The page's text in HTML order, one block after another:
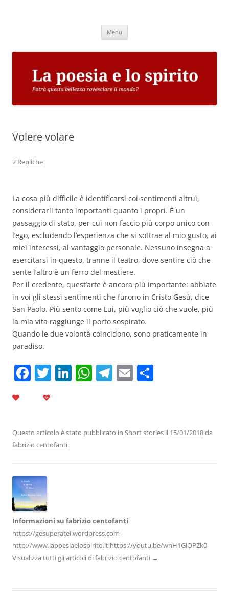
Menu
Volere volare
2 Repliche
La cosa più difficile è identificarsi coi sentimenti altrui,
considerarli tanto importanti quanto i propri. È un
passaggio di stato, per cui non faccio più corpo unico con
l’ego, escludendo l’esperienza che si sottrae al mio gusto, ai
miei interessi, al vantaggio personale. Nessuno insegna a
esercitarsi in questo, tranne il teatro, dove sentire ciò che
sente l’altro è un ferro del mestiere.
Per il credente, quest’arte è ancora più importante: abbiate
in voi gli stessi sentimenti che furono in Cristo Gesù, dice
San Paolo. Più sento come Lui, più voglio ciò che vuole, più
la mia vita raggiunge il porto sospirato.
Quando le due volontà coincidono, sono praticamente in
paradiso.
F
b
o
o
k
T Li
dI
W
A
T
a
E
vi
Questo articolo è stato pubblicato in Short stories il 15/01/2018da
fabrizio centofanti.
Informazioni su fabrizio centofanti
https://gesuperatei.wordpress.com
http://www.lapoesiaelospirito.it https://youtu.be/wnH1GlOPZk0
Visualizza tutti gli articoli di fabrizio centofanti →